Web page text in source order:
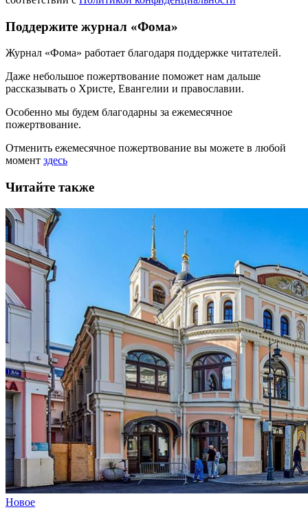
Поддержите журнал «Фома»
Журнал «Фома» работает благодаря поддержке читателей.
Даже небольшое пожертвование поможет нам дальше
рассказывать о Христе, Евангелии и православии.
Особенно мы будем благодарны за ежемесячное
пожертвование.
Отменить ежемесячное пожертвование вы можете в любой
момент здесь
Читайте также
Новое